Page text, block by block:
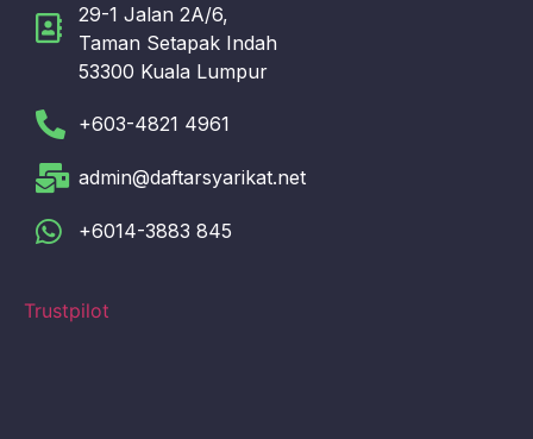
29-1 Jalan 2A/6,
Taman Setapak Indah
53300 Kuala Lumpur
+603-4821 4961
admin@daftarsyarikat.net
+6014-3883 845
Trustpilot